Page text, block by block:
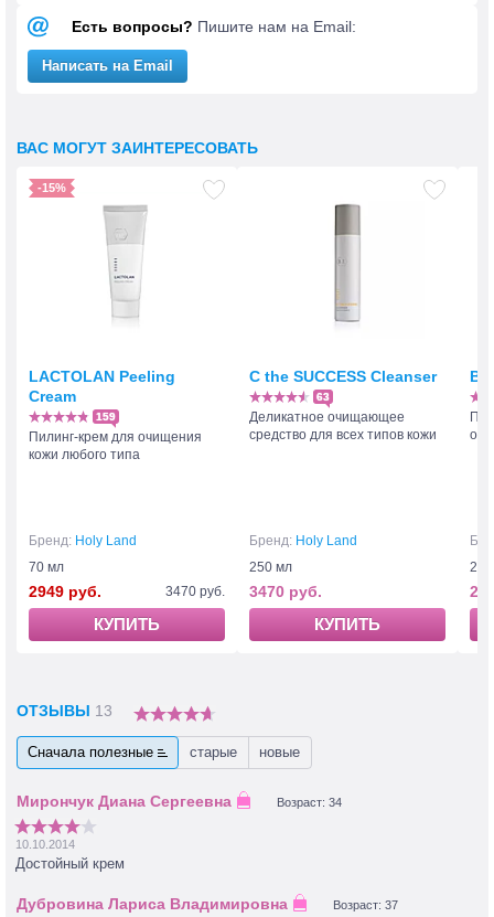
Есть вопросы? Пишите нам на Email:
Написать на Email
ВАС МОГУТ ЗАИНТЕРЕСОВАТЬ
LACTOLAN Peeling
Cream
159
Пилинг-крем для очищения
кожи любого типа
Бренд: Holy Land
-15%
70 мл
2949 руб. 3470 руб.
КУПИТЬ
C the SUCCESS Cleanser
63
Деликатное очищающее
средство для всех типов кожи
Бренд: Holy Land
250 мл
3470 руб.
КУПИТЬ
ОТЗЫВЫ 13
Сначала полезные старые новые
Возраст: 34
10.10.2014
Достойный крем
Возраст: 37